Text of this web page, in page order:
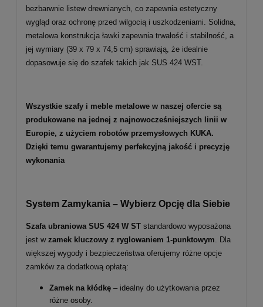
bezbarwnie listew drewnianych, co zapewnia estetyczny
wygląd oraz ochronę przed wilgocią i uszkodzeniami. Solidna,
metalowa konstrukcja ławki zapewnia trwałość i stabilność, a
jej wymiary (39 x 79 x 74,5 cm) sprawiają, że idealnie
dopasowuje się do szafek takich jak SUS 424 WST.
Wszystkie szafy i meble metalowe w naszej ofercie są
produkowane na jednej z najnowocześniejszych linii w
Europie, z użyciem robotów przemysłowych KUKA.
Dzięki temu gwarantujemy perfekcyjną jakość i precyzję
wykonania
System Zamykania – Wybierz Opcję dla Siebie
Szafa ubraniowa SUS 424 W ST standardowo wyposażona
jest w zamek kluczowy z ryglowaniem 1-punktowym . Dla
większej wygody i bezpieczeństwa oferujemy różne opcje
zamków za dodatkową opłatą:
Zamek na kłódkę – idealny do użytkowania przez
różne osoby.